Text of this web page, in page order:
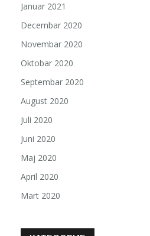
Januar 2021
Decembar 2020
Novembar 2020
Oktobar 2020
Septembar 2020
August 2020
Juli 2020
Juni 2020
Maj 2020
April 2020
Mart 2020